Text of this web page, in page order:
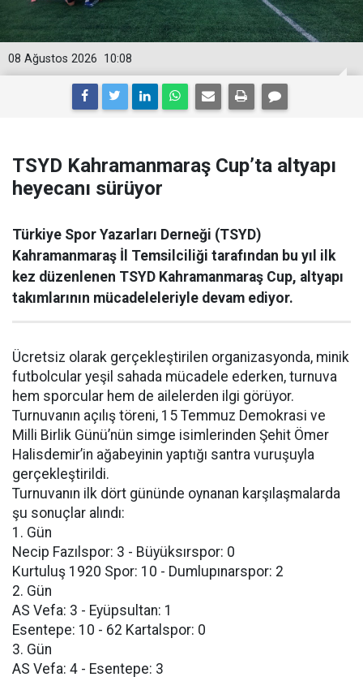
10:08
08 Ağustos 2026
TSYD Kahramanmaraş Cup’ta altyapı
heyecanı sürüyor
Türkiye Spor Yazarları Derneği (TSYD)
Kahramanmaraş İl Temsilciliği tarafından bu yıl ilk
kez düzenlenen TSYD Kahramanmaraş Cup, altyapı
takımlarının mücadeleleriyle devam ediyor.
Ücretsiz olarak gerçekleştirilen organizasyonda, minik
futbolcular yeşil sahada mücadele ederken, turnuva
hem sporcular hem de ailelerden ilgi görüyor.
Turnuvanın açılış töreni, 15 Temmuz Demokrasi ve
Milli Birlik Günü’nün simge isimlerinden Şehit Ömer
Halisdemir’in ağabeyinin yaptığı santra vuruşuyla
gerçekleştirildi.
Turnuvanın ilk dört gününde oynanan karşılaşmalarda
şu sonuçlar alındı:
1. Gün
Necip Fazılspor: 3 - Büyüksırspor: 0
Kurtuluş 1920 Spor: 10 - Dumlupınarspor: 2
2. Gün
AS Vefa: 3 - Eyüpsultan: 1
Esentepe: 10 - 62 Kartalspor: 0
3. Gün
AS Vefa: 4 - Esentepe: 3